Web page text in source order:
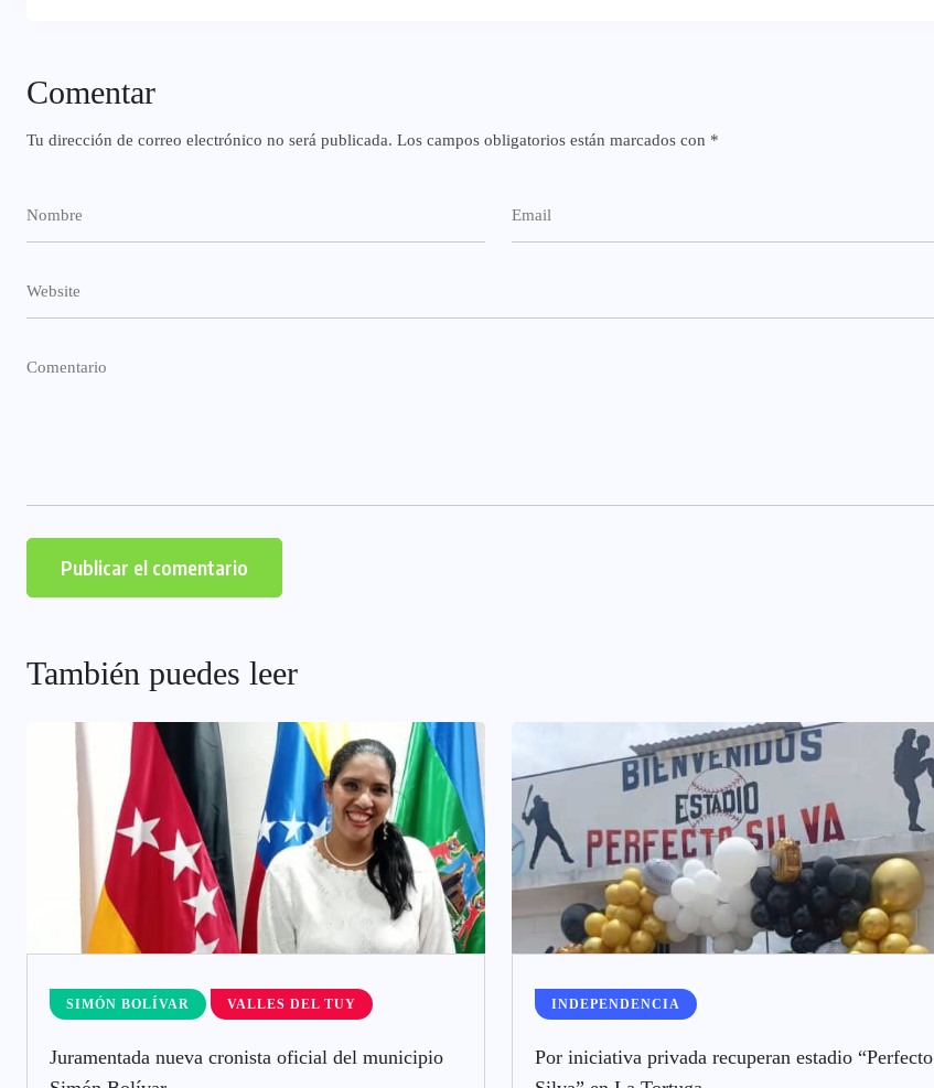
Comentar
Tu dirección de correo electrónico no será publicada. Los campos obligatorios están marcados con *
También puedes leer
SIMÓN BOLÍVAR VALLES DEL TUY
Juramentada nueva cronista oficial del municipio
INDEPENDENCIA
Por iniciativa privada recuperan estadio “Perfecto